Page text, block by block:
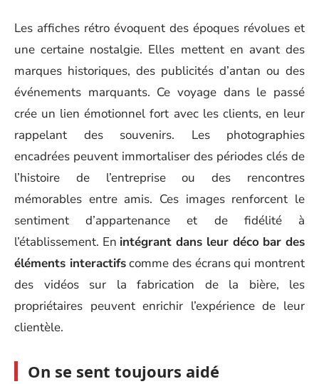
Les affiches rétro évoquent des époques révolues et
une certaine nostalgie. Elles mettent en avant des
marques historiques, des publicités d’antan ou des
événements marquants. Ce voyage dans le passé
crée un lien émotionnel fort avec les clients, en leur
rappelant des souvenirs. Les photographies
encadrées peuvent immortaliser des périodes clés de
l’histoire de l’entreprise ou des rencontres
mémorables entre amis. Ces images renforcent le
sentiment d’appartenance et de fidélité à
l’établissement. En intégrant dans leur déco bar des
éléments interactifscomme des écrans qui montrent
des vidéos sur la fabrication de la bière, les
propriétaires peuvent enrichir l’expérience de leur
clientèle.
On se sent toujours aidé